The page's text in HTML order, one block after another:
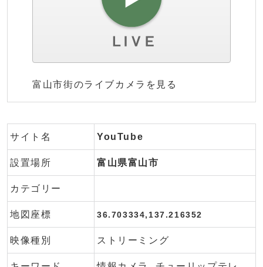
富山市街のライブカメラを見る
サイト名 YouTube
設置場所 富山県富山市
カテゴリー
地図座標 36.703334,137.216352
映像種別 ストリーミング